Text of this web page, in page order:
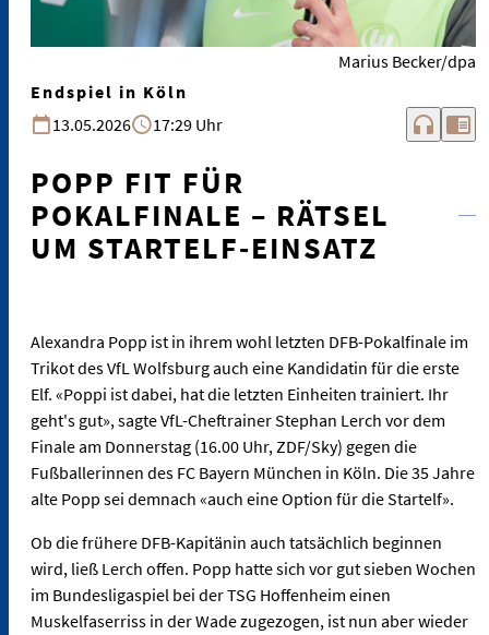
Marius Becker/dpa
Endspiel in Köln
13.05.2026
17:29 Uhr headphones chrome_reader_mode
POPP FIT FÜR
POKALFINALE – RÄTSEL
UM STARTELF-EINSATZ
Alexandra Popp ist in ihrem wohl letzten DFB-Pokalfinale im
Trikot des VfL Wolfsburg auch eine Kandidatin für die erste
Elf. «Poppi ist dabei, hat die letzten Einheiten trainiert. Ihr
geht's gut», sagte VfL-Cheftrainer Stephan Lerch vor dem
Finale am Donnerstag (16.00 Uhr, ZDF/Sky) gegen die
Fußballerinnen des FC Bayern München in Köln. Die 35 Jahre
alte Popp sei demnach «auch eine Option für die Startelf».
Ob die frühere DFB-Kapitänin auch tatsächlich beginnen
wird, ließ Lerch offen. Popp hatte sich vor gut sieben Wochen
im Bundesligaspiel bei der TSG Hoffenheim einen
Muskelfaserriss in der Wade zugezogen, ist nun aber wieder